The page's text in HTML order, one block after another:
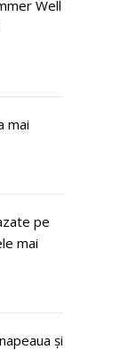
Well
mai
pe
mai
și